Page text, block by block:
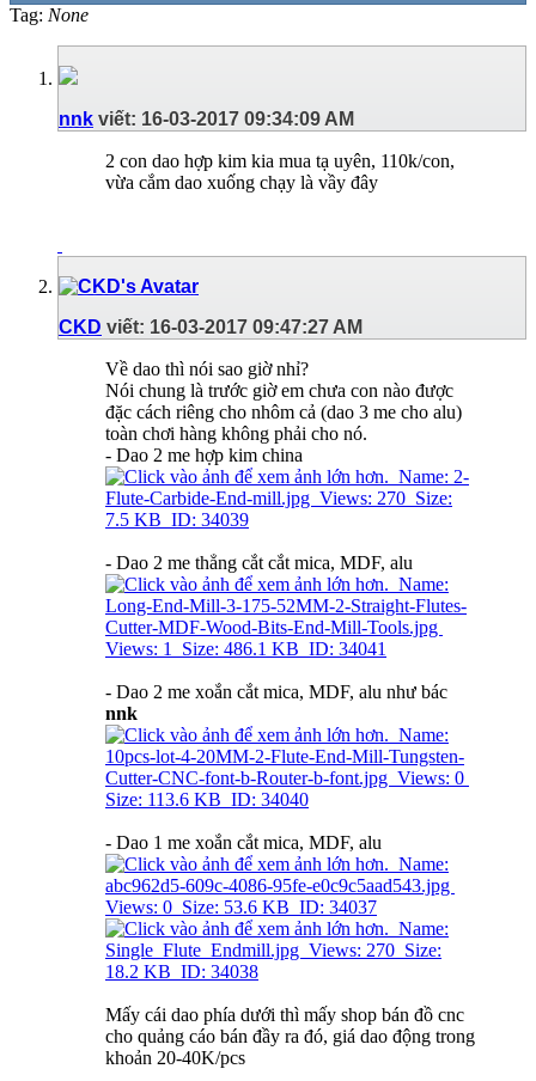
Tag: None
nnk viết: 16-03-2017 09:34:09 AM
2 con dao hợp kim kia mua tạ uyên, 110k/con,
vừa cắm dao xuống chạy là vầy đây
CKD viết: 16-03-2017 09:47:27 AM
Về dao thì nói sao giờ nhỉ?
Nói chung là trước giờ em chưa con nào được
đặc cách riêng cho nhôm cả (dao 3 me cho alu)
toàn chơi hàng không phải cho nó.
- Dao 2 me hợp kim china
- Dao 2 me thẳng cắt cắt mica, MDF, alu
- Dao 2 me xoắn cắt mica, MDF, alu như bác
nnk
- Dao 1 me xoắn cắt mica, MDF, alu
Mấy cái dao phía dưới thì mấy shop bán đồ cnc
cho quảng cáo bán đầy ra đó, giá dao động trong
khoản 20-40K/pcs